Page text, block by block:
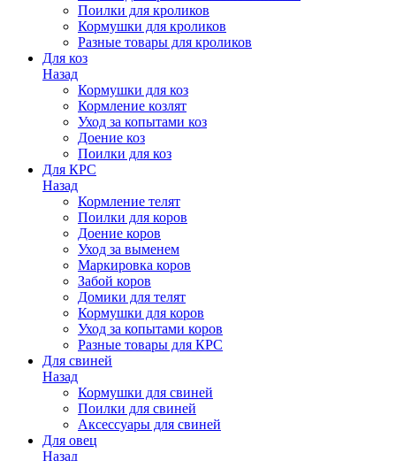
Поилки для кроликов
Кормушки для кроликов
Разные товары для кроликов
Для коз
Назад
Кормушки для коз
Кормление козлят
Уход за копытами коз
Доение коз
Поилки для коз
Для КРС
Назад
Кормление телят
Поилки для коров
Доение коров
Уход за выменем
Маркировка коров
Забой коров
Домики для телят
Кормушки для коров
Уход за копытами коров
Разные товары для КРС
Для свиней
Назад
Кормушки для свиней
Поилки для свиней
Аксессуары для свиней
Для овец
Назад